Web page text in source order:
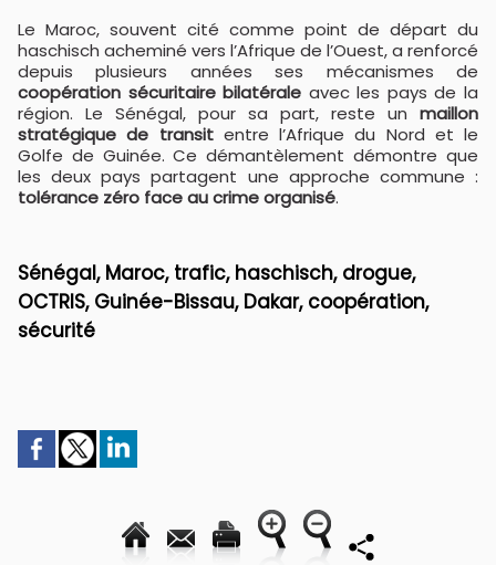
Le Maroc, souvent cité comme point de départ du
haschisch acheminé vers l’Afrique de l’Ouest, a renforcé
depuis plusieurs années ses mécanismes de
coopération sécuritaire bilatérale avec les pays de la
région. Le Sénégal, pour sa part, reste un maillon
stratégique de transitentre l’Afrique du Nord et le
Golfe de Guinée. Ce démantèlement démontre que
les deux pays partagent une approche commune :
tolérance zéro face au crime organisé.
Sénégal, Maroc, trafic, haschisch, drogue,
OCTRIS, Guinée-Bissau, Dakar, coopération,
sécurité